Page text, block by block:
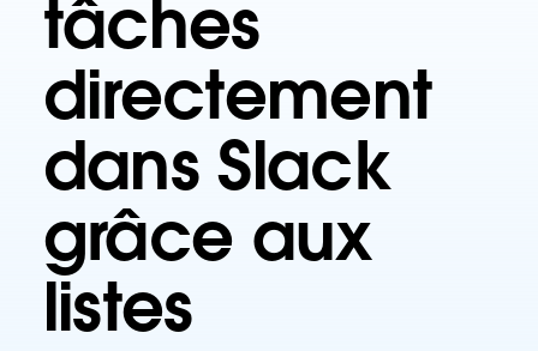
tâches
directement
dans Slack
grâce aux
listes